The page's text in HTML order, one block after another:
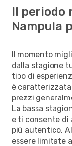
Il periodo
Nampula
Il momento
dalla stagione
tipo di
è
prezzi
La bassa
e ti consente di
più autentico.
essere limitate